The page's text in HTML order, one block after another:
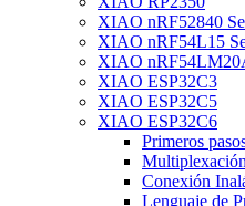
XIAO nRF52840
XIAO nRF54L15
XIAO
XIAO ESP32C3
XIAO ESP32C5
XIAO ESP32C6
Primeros
Conexión
Lenguaje de